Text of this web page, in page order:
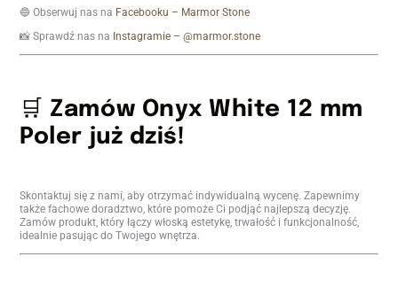
🔵 Obserwuj nas na Facebooku – Marmor Stone
📸 Sprawdź nas na Instagramie – @marmor.stone
🛒 Zamów Onyx White 12 mm
Poler już dziś!
Skontaktuj się z nami, aby otrzymać indywidualną wycenę. Zapewnimy
także fachowe doradztwo, które pomoże Ci podjąć najlepszą decyzję.
Zamów produkt, który łączy włoską estetykę, trwałość i funkcjonalność,
idealnie pasując do Twojego wnętrza.